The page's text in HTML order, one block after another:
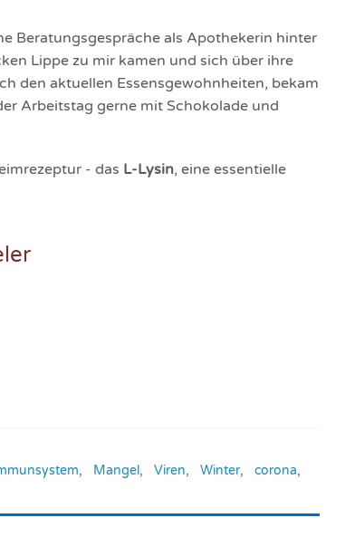
Beratungsgespräche als Apothekerin hinter
Lippe zu mir kamen und sich über ihre
den aktuellen Essensgewohnheiten, bekam
Arbeitstag gerne mit Schokolade und
- das L-Lysin, eine essentielle
, Mangel, Viren, Winter, corona,